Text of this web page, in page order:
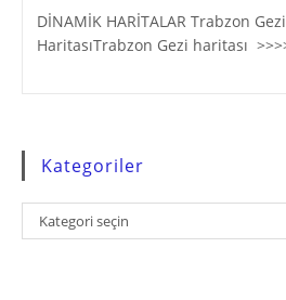
DİNAMİK HARİTALAR Trabzon
HaritasıTrabzon Gezi haritası
Kategoriler
Kategoriler
Kategori seçin